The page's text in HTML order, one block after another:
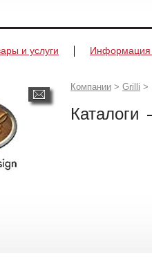
и услуги Информация
Компании > Grilli >
Каталоги